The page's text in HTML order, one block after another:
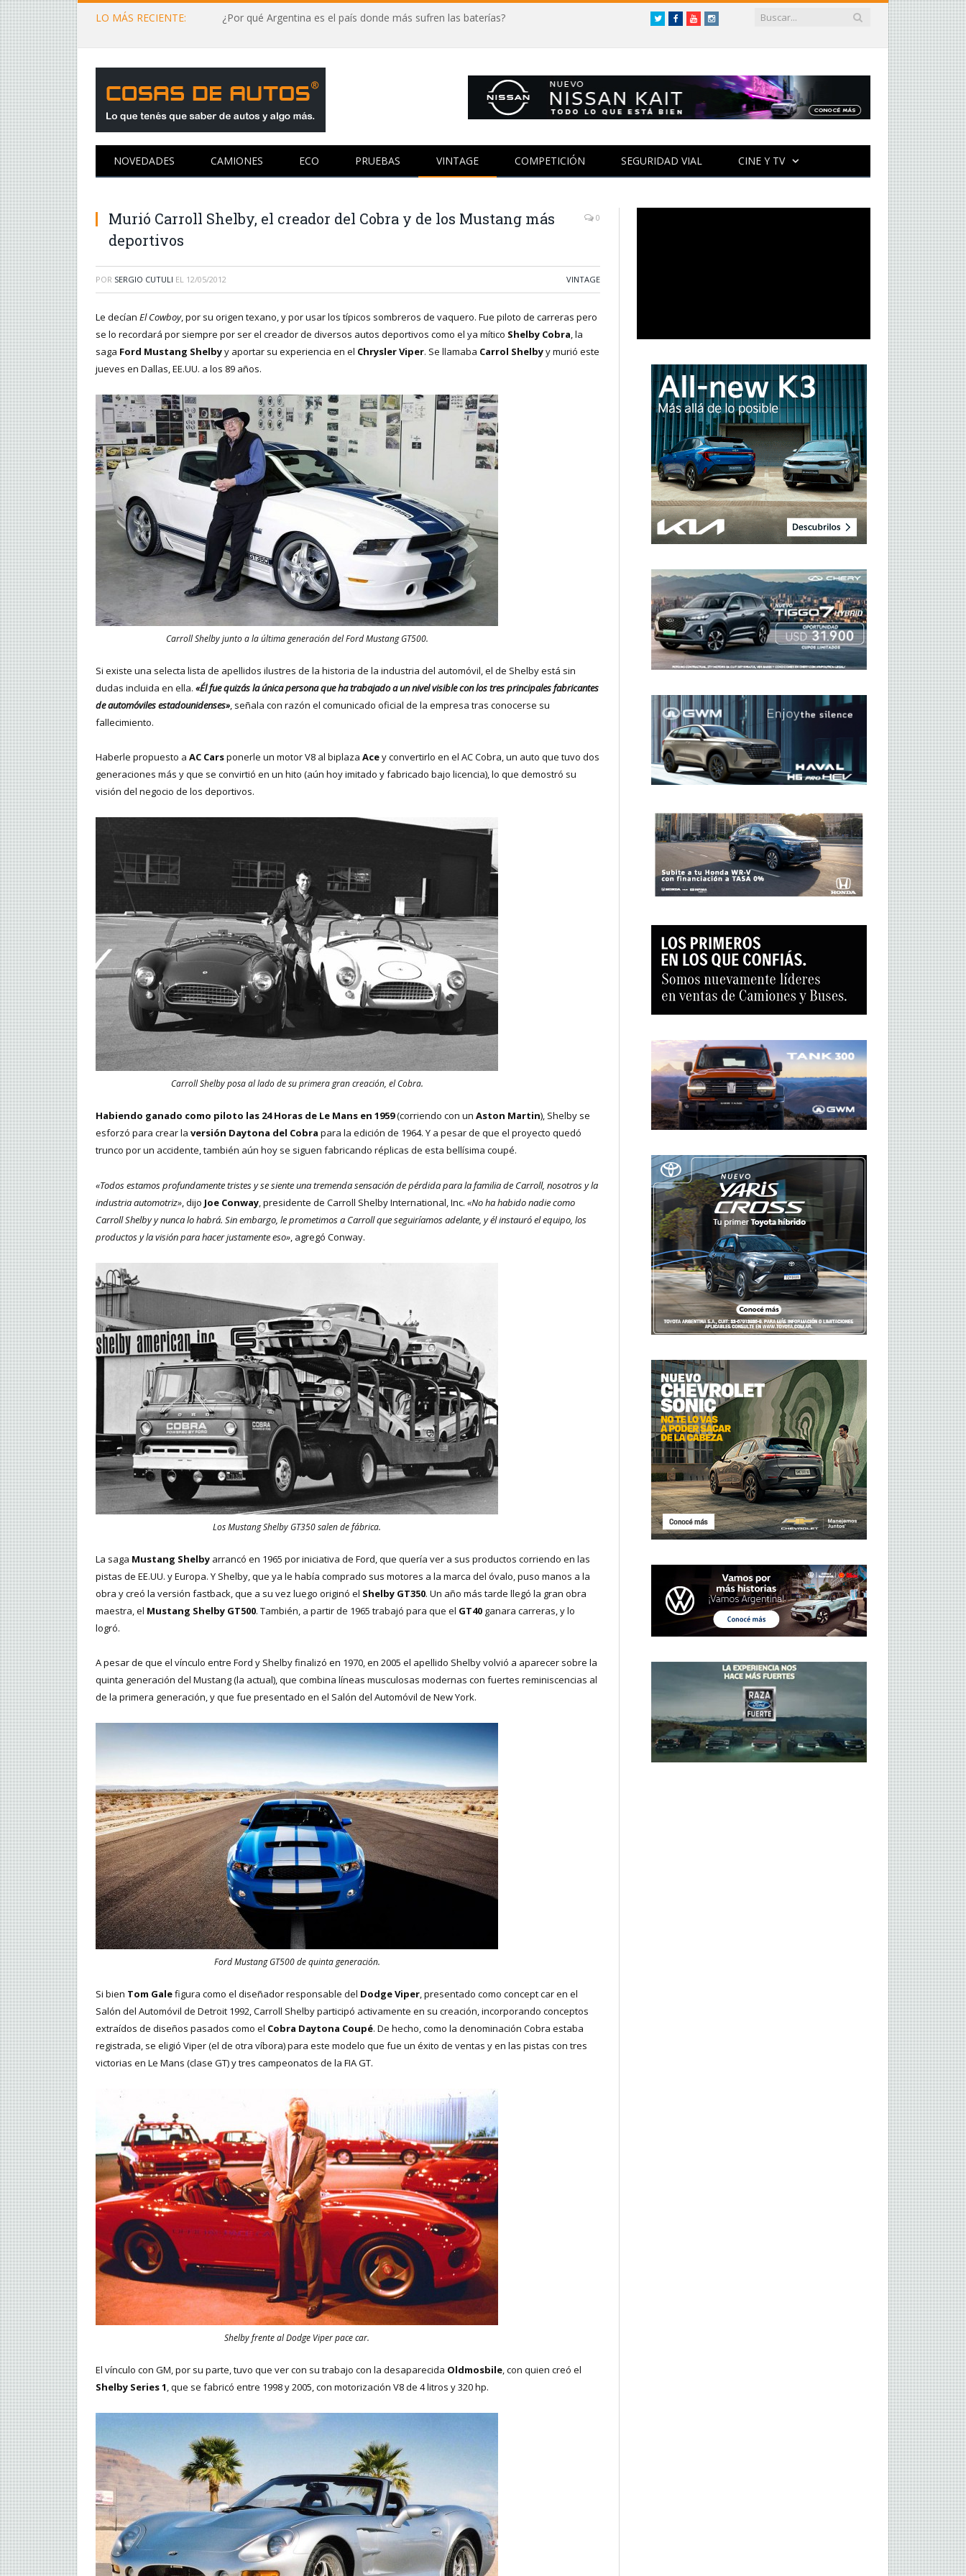
LO MÁS RECIENTE: ¿Por qué Argentina es el país donde más sufren las baterías? TwitterFacebookYouTubeInstagram
NOVEDADES CAMIONES ECO PRUEBAS VINTAGE COMPETICIÓN SEGURIDAD VIAL CINE Y TV
Murió Carroll Shelby, el creador del Cobra y de los Mustang más
deportivos
0
POR SERGIO CUTULI EL 12/05/2012 VINTAGE
Le decían El Cowboy, por su origen texano, y por usar los típicos sombreros de vaquero. Fue piloto de carreras pero
se lo recordará por siempre por ser el creador de diversos autos deportivos como el ya mítico Shelby Cobra, la
saga Ford Mustang Shelbyy aportar su experiencia en el Chrysler Viper. Se llamaba Carrol Shelbyy murió este
jueves en Dallas, EE.UU. a los 89 años.
Carroll Shelby junto a la última generación del Ford Mustang GT500.
Si existe una selecta lista de apellidos ilustres de la historia de la industria del automóvil, el de Shelby está sin
dudas incluida en ella. «Él fue quizás la única persona que ha trabajado a un nivel visible con los tres principales fabricantes
de automóviles estadounidenses», señala con razón el comunicado oficial de la empresa tras conocerse su
fallecimiento.
Haberle propuesto a AC Carsponerle un motor V8 al biplaza Acey convertirlo en el AC Cobra, un auto que tuvo dos
generaciones más y que se convirtió en un hito (aún hoy imitado y fabricado bajo licencia), lo que demostró su
visión del negocio de los deportivos.
Carroll Shelby posa al lado de su primera gran creación, el Cobra.
Habiendo ganado como piloto las 24 Horas de Le Mans en 1959(corriendo con un Aston Martin), Shelby se
esforzó para crear la versión Daytona del Cobra para la edición de 1964. Y a pesar de que el proyecto quedó
trunco por un accidente, también aún hoy se siguen fabricando réplicas de esta bellísima coupé.
«Todos estamos profundamente tristes y se siente una tremenda sensación de pérdida para la familia de Carroll, nosotros y la
industria automotriz» , dijo Joe Conway , presidente de Carroll Shelby International, Inc. «No ha habido nadie como
Carroll Shelby y nunca lo habrá. Sin embargo, le prometimos a Carroll que seguiríamos adelante, y él instauró el equipo, los
productos y la visión para hacer justamente eso» , agregó Conway.
Los Mustang Shelby GT350 salen de fábrica.
La saga Mustang Shelby arrancó en 1965 por iniciativa de Ford, que quería ver a sus productos corriendo en las
pistas de EE.UU. y Europa. Y Shelby, que ya le había comprado sus motores a la marca del óvalo, puso manos a la
obra y creó la versión fastback, que a su vez luego originó el Shelby GT350. Un año más tarde llegó la gran obra
maestra, el Mustang Shelby GT500. También, a partir de 1965 trabajó para que el GT40 ganara carreras, y lo
logró.
A pesar de que el vínculo entre Ford y Shelby finalizó en 1970, en 2005 el apellido Shelby volvió a aparecer sobre la
quinta generación del Mustang (la actual), que combina líneas musculosas modernas con fuertes reminiscencias al
de la primera generación, y que fue presentado en el Salón del Automóvil de New York.
Ford Mustang GT500 de quinta generación.
Si bien Tom Galefigura como el diseñador responsable del Dodge Viper, presentado como concept car en el
Salón del Automóvil de Detroit 1992, Carroll Shelby participó activamente en su creación, incorporando conceptos
extraídos de diseños pasados como el Cobra Daytona Coupé. De hecho, como la denominación Cobra estaba
registrada, se eligió Viper (el de otra víbora) para este modelo que fue un éxito de ventas y en las pistas con tres
victorias en Le Mans (clase GT) y tres campeonatos de la FIA GT.
Shelby frente al Dodge Viper pace car.
El vínculo con GM, por su parte, tuvo que ver con su trabajo con la desaparecida Oldmosbile, con quien creó el
Shelby Series 1, que se fabricó entre 1998 y 2005, con motorización V8 de 4 litros y 320 hp.